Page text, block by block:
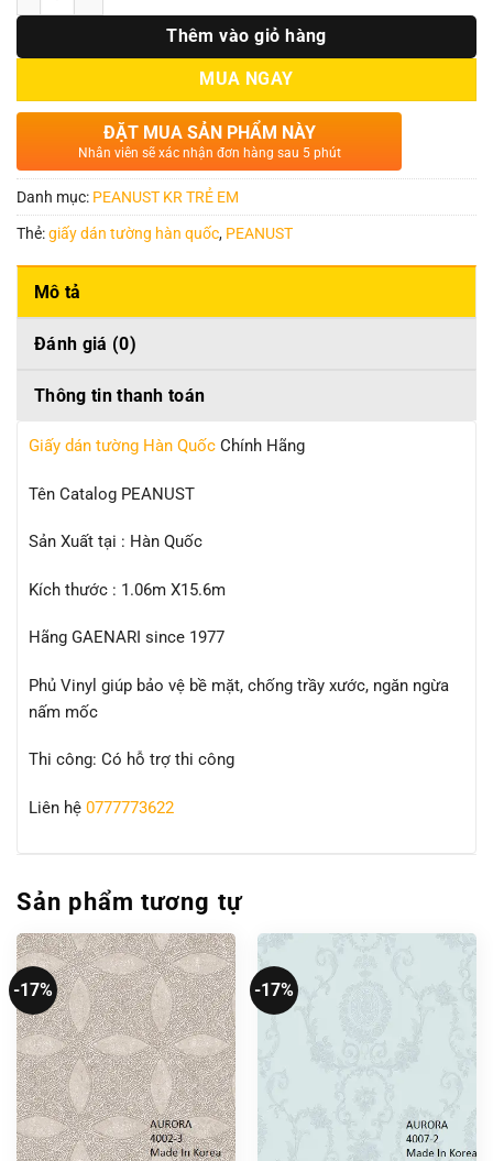
Thêm vào giỏ hàng
MUA NGAY
ĐẶT MUA SẢN PHẨM NÀY
Nhân viên sẽ xác nhận đơn hàng sau 5 phút
Danh mục: PEANUST KR TRẺ EM
Thẻ:giấy dán tường hàn quốc, PEANUST
Mô tả
Đánh giá (0)
Thông tin thanh toán
Giấy dán tường Hàn Quốc Chính Hãng
Tên Catalog PEANUST
Sản Xuất tại : Hàn Quốc
Kích thước : 1.06m X15.6m
Hãng GAENARI since 1977
Phủ Vinyl giúp bảo vệ bề mặt, chống trầy xước, ngăn ngừa
nấm mốc
Thi công: Có hỗ trợ thi công
Liên hệ 0777773622
Sản phẩm tương tự
-17% -17%